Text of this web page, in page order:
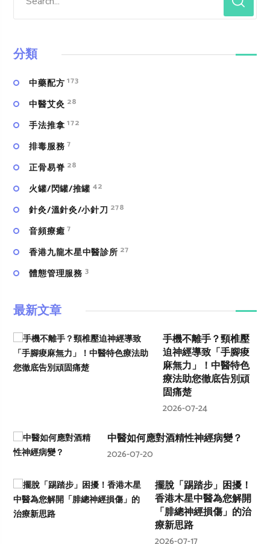
分類
中藥配方 173
中醫艾灸 28
手法推拿 172
排毒服務 7
正骨易脊 28
火罐/閃罐/推罐 42
針灸/溫針灸/小針刀 278
⾳頻療癒 7
香港九龍木星中醫診所 27
體態管理服務 3
最新文章
手機不離手？頸椎壓
迫神經導致「手腳痠
麻無力」！中醫特色
療法助您徹底告別頑
固痛楚
2026-07-24
中醫如何應對酒精性神經病變？
2026-07-20
擺脫「踢踏步」困擾！
香港木星中醫為您解開
「腓總神經損傷」的治
療新思路